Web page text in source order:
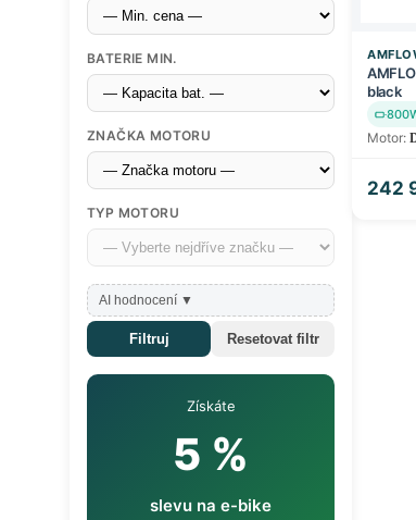
BATERIE MIN.
ZNAČKA MOTORU
TYP MOTORU
AI hodnocení ▼
Získáte
5 %
slevu na e-bike
black
Motor:
242